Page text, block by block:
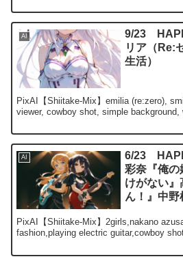
AI
9/23
リア（Re:
生活）
PixAI【Shiitake-Mix】emilia (re:zero),
viewer, cowboy shot, simple background,
AI
6/23
彩奈『俺の
けがない
ん！』中野
PixAI【Shiitake-Mix】2girls,nakano
fashion,playing electric guitar,cowboy